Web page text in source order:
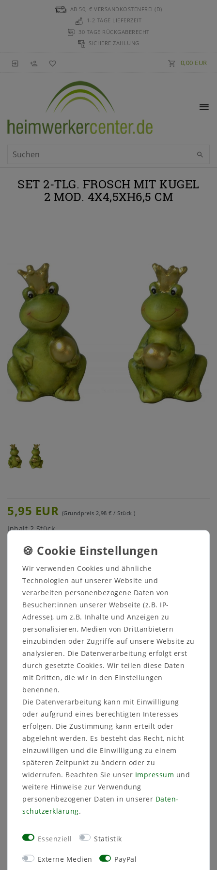
AB 50,-€ VERSANDKOSTENFREI (D)
1-2 TAGE LIEFERZEIT
30 TAGE RÜCKGABERECHT
SICHERE ZAHLUNG
0,00 EUR
SET 2-TLG. FROSCH MIT KUGEL
2 MOD. 4X4,5XH6,5 CM
5,95 EUR (Grundpreis 2,98 € / Stück )
Inhalt2Stück
Menge:
In den Warenkorb
Lieferfrist 1-3 Tage
Sicher
einkaufen
Schneller
Versand
Kostenlose
Beschreibung
Weitere Details
Wir verwenden Cookies und ähnliche
Technologien auf unserer Website und
verarbeiten personenbezogene Daten von
Besucher:innen unserer Webseite (z.B. IP-
Adresse), um z.B. Inhalte und Anzeigen zu
personalisieren, Medien von Drittanbietern
einzubinden oder Zugriffe auf unsere Website zu
analysieren. Die Datenverarbeitung erfolgt erst
durch gesetzte Cookies. Wir teilen diese Daten
mit Dritten, die wir in den Einstellungen
benennen.
Die Datenverarbeitung kann mit Einwilligung
oder aufgrund eines berechtigten Interesses
erfolgen. Die Zustimmung kann erteilt oder
abgelehnt werden. Es besteht das Recht, nicht
einzuwilligen und die Einwilligung zu einem
späteren Zeitpunkt zu ändern oder zu
widerrufen. Beachten Sie unser Impressum und
weitere Hinweise zur Verwendung
personenbezogener Daten in unserer Daten­
schutz­erklärung.
Essenziell Statistik
Externe Medien PayPal